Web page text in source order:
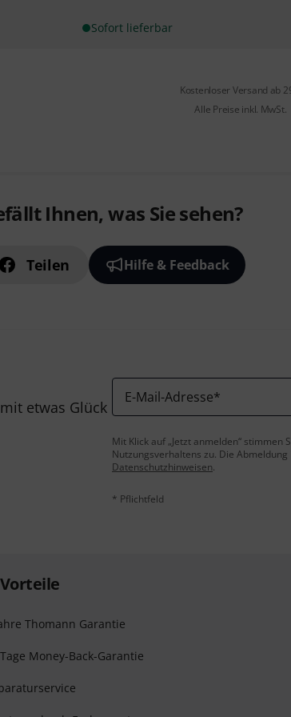
Sofort lieferbar
Kostenloser Versand ab
Alle Preise inkl. MwSt.
Ihnen, was Sie sehen?
Teilen Hilfe & Feedback
etwas Glück
E-Mail-Adresse*
Mit Klick auf „Jetzt anmelden“
Nutzungsverhaltens zu. Die
Datenschutzhinweisen.
* Pflichtfeld
Thomann Garantie
Money-Back-Garantie